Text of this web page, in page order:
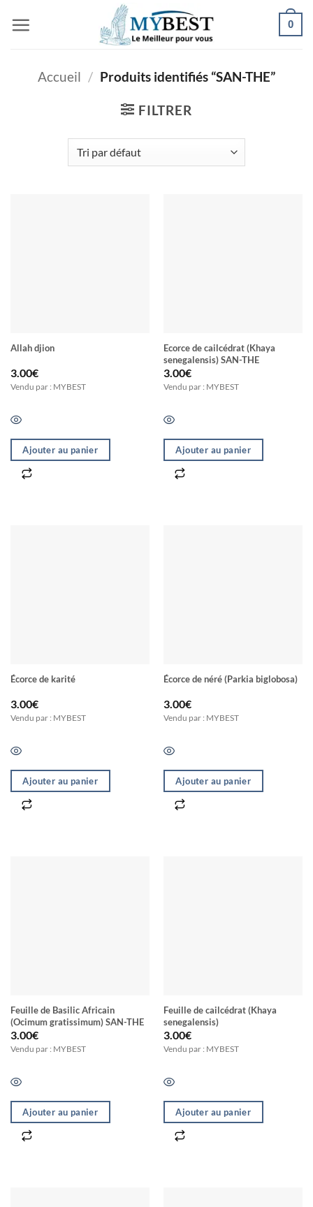
au
0
Accueil / Produits identifiés “SAN-THE”
FILTRER
Allah djion
3.00€
Vendu par : MYBEST
Ajouter au panier
Ecorce de cailcédrat (Khaya
senegalensis) SAN-THE
3.00€
Vendu par : MYBEST
Ajouter au panier
Écorce de karité
3.00€
Vendu par : MYBEST
Ajouter au panier
Écorce de néré (Parkia biglobosa)
3.00€
Vendu par : MYBEST
Ajouter au panier
Feuille de Basilic Africain
(Ocimum gratissimum) SAN-THE
3.00€
Vendu par : MYBEST
Ajouter au panier
Feuille de cailcédrat (Khaya
senegalensis)
3.00€
Vendu par : MYBEST
Ajouter au panier